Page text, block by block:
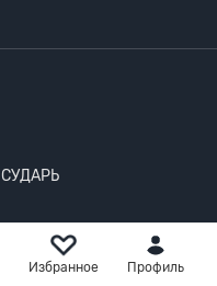
Избранное Профиль